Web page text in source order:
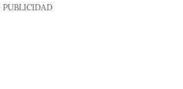
PUBLICIDAD